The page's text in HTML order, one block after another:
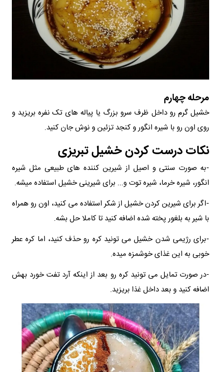
مرحله چهارم
خشیل گرم رو داخل ظرف سرو بزرگ یا پیاله های تک نفره بریزید و
روی اون رو با شیره انگور و کنجد تزئین و نوش جان کنید.
نکات درست کردن خشیل تبریزی
-به صورت سنتی و اصیل از شیرین کننده های طبیعی مثل شیره
انگور، شیره خرما، شیره توت و... برای شیرینی خشیل استفاده میشه.
-اگر برای شیرین کردن خشیل از شکر استفاده می کنید، اون رو همراه
با شیر به بلغور پخته شده اضافه کنید تا کاملا حل بشه.
-برای رژیمی شدن خشیل می تونید کره رو حذف کنید، اما کره عطر
خوبی به این غذای خوشمزه میده.
-در صورت تمایل می تونید کره رو بعد از اینکه آرد تفت خورد بهش
اضافه کنید و بعد داخل غذا بریزید.